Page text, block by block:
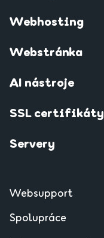
Webhosting
Webstránka
AI nástroje
SSL certifikáty
Servery
Websupport
Spolupráce